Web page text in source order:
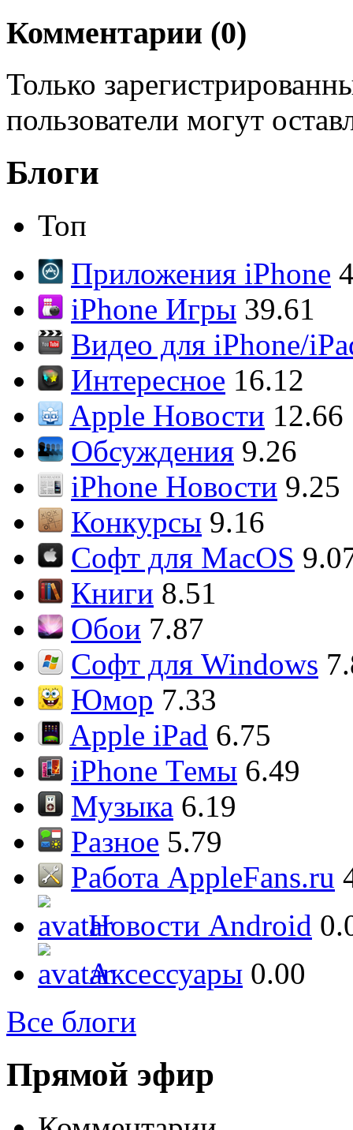
Комментарии (0)
Только
пользователи могут
Блоги
Топ
Приложения iPhone
iPhone Игры 39.61
Видео для iPhone/
Интересное 16.12
Apple Новости 12.66
Обсуждения 9.26
iPhone Новости 9.25
Конкурсы 9.16
Софт для MacOS
Книги 8.51
Обои 7.87
Софт для Windows
Юмор 7.33
Apple iPad 6.75
iPhone Темы 6.49
Музыка 6.19
Разное 5.79
Работа AppleFans.ru
Новости Android
Аксессуары 0.00
Все блоги
Прямой эфир